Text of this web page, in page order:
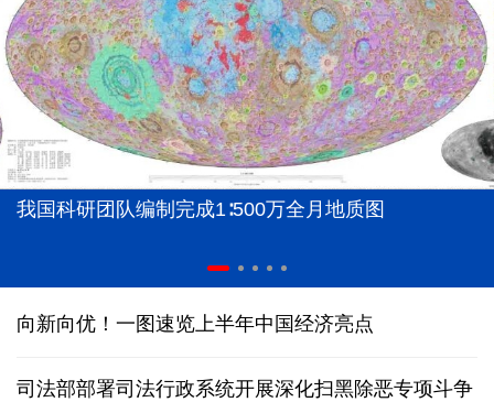
我国科研团队编制完成1∶500万全月地质图
向新向优！一图速览上半年中国经济亮点
司法部部署司法行政系统开展深化扫黑除恶专项斗争